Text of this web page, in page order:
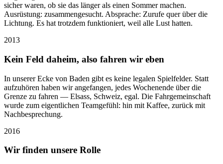
sicher waren, ob sie das länger als einen Sommer machen.
Ausrüstung: zusammengesucht. Absprache: Zurufe quer über die
Lichtung. Es hat trotzdem funktioniert, weil alle Lust hatten.
2013
Kein Feld daheim, also fahren wir eben
In unserer Ecke von Baden gibt es keine legalen Spielfelder. Statt
aufzuhören haben wir angefangen, jedes Wochenende über die
Grenze zu fahren — Elsass, Schweiz, egal. Die Fahrgemeinschaft
wurde zum eigentlichen Teamgefühl: hin mit Kaffee, zurück mit
Nachbesprechung.
2016
Wir finden unsere Rolle